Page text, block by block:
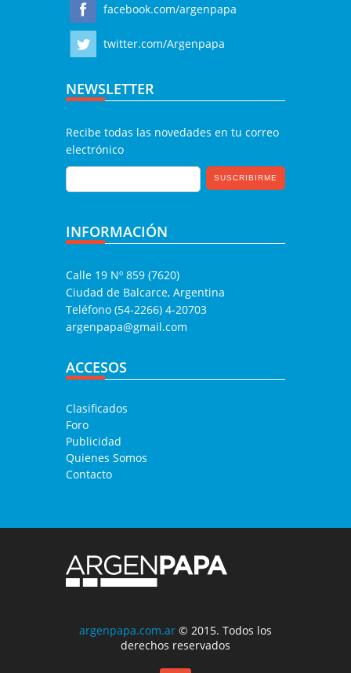
facebook.com/argenpapa
twitter.com/Argenpapa
NEWSLETTER
Recibe todas las novedades en tu correo
electrónico
INFORMACIÓN
Calle 19 Nº 859 (7620)
Ciudad de Balcarce, Argentina
Teléfono (54-2266) 4-20703
argenpapa@gmail.com
ACCESOS
Clasificados
Foro
Publicidad
Quienes Somos
Contacto
argenpapa.com.ar © 2015. Todos los
derechos reservados